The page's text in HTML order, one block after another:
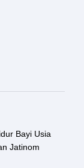
Bayi Usia
Jatinom